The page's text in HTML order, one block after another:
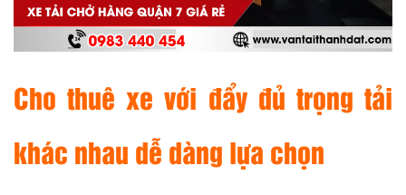
Cho thuê xe với đẩy đủ trọng tải
khác nhau dễ dàng lựa chọn